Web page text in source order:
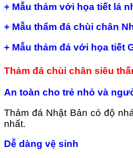
+ Mẫu thảm với họa tiết lá
+ Mẫu thẩm đá chùi chân
+ Mẫu thảm đá với họa tiết
Thảm đá chùi chân siêu
An toàn cho trẻ nhỏ và
Thảm đá Nhật Bản có độ
nhất.
Dễ dàng vệ sinh